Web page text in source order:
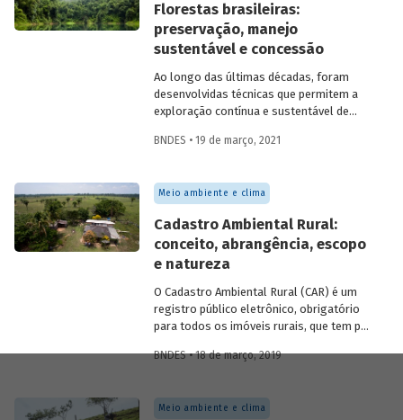
Florestas brasileiras:
preservação, manejo
sustentável e concessão
Ao longo das últimas décadas, foram
desenvolvidas técnicas que permitem a
exploração contínua e sustentável de
em unidades de conservação que
Florestas Nacionais. Essas técnicas se
baseiam no manejo florestal sustentável,
contínua recuperação da vegetação. Saiba
mais sobre como as concessões
florestais podem contribuir para
garantir, além da preservação das
florestas, benefícios econômicos e
sociais para as populações locais.
BNDES • 19 de março, 2021
Meio ambiente e clima
Cadastro Ambiental Rural:
conceito, abrangência, escopo
e natureza
O Cadastro Ambiental Rural (CAR) é um
registro público eletrônico, obrigatório
para todos os imóveis rurais, que tem por
ambientais referentes à situação das
e dos remanescentes de vegetação
BNDES • 18 de março, 2019
Meio ambiente e clima